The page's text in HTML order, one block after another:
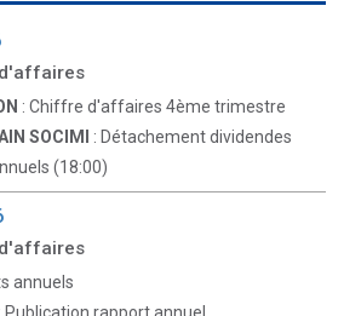
: Chiffre d'affaires 4ème trimestre
SOCIMI
: Détachement dividendes
(18:00)
annuels